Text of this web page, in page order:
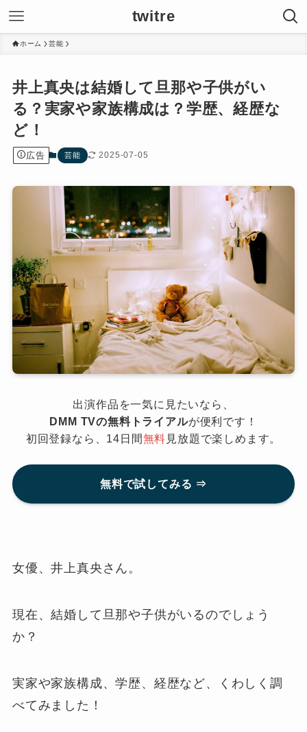
twitre
ホーム 芸能
井上真央は結婚して旦那や子供がい
る？実家や家族構成は？学歴、経歴な
ど！
広告 芸能 2025-07-05
出演作品を一気に見たいなら、
DMM TVの無料トライアルが便利です！
初回登録なら、14日間無料 見放題で楽しめます。
無料で試してみる ⇒
女優、井上真央さん。
現在、結婚して旦那や子供がいるのでしょう
か？
実家や家族構成、学歴、経歴など、くわしく調
べてみました！